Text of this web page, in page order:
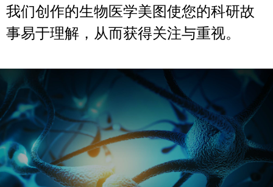
我们创作的生物医学美图使您的科研故
事易于理解，从而获得关注与重视。